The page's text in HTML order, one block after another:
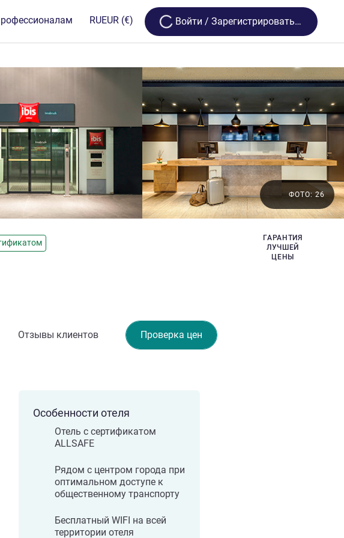
RUEUR (€) Loading...
Bойти / Зарегистрироваться
ГАРАНТИЯ
ЛУЧШЕЙ
ЦЕНЫ
ФОТО: 26
Проверка цен
Отзывы клиентов
Особенности отеля
Отель с сертификатом
ALLSAFE
Рядом с центром города при
оптимальном доступе к
общественному транспорту
Бесплатный WIFI на всей
территории отеля